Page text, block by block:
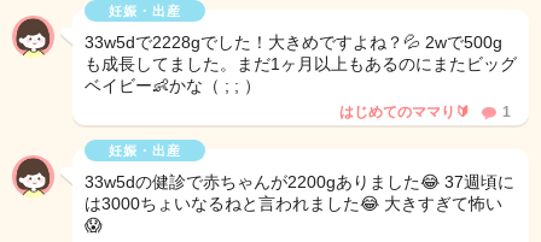
妊娠・出産
33w5dで2228gでした！大きめですよね？💦 2wで500g
も成長してました。まだ1ヶ月以上もあるのにまたビッグ
ベイビー👶かな（ ; ; ）
はじめてのママり🔰 1
妊娠・出産
33w5dの健診で赤ちゃんが2200gありました😂 37週頃に
は3000ちょいなるねと言われました😂 大きすぎて怖い
😱